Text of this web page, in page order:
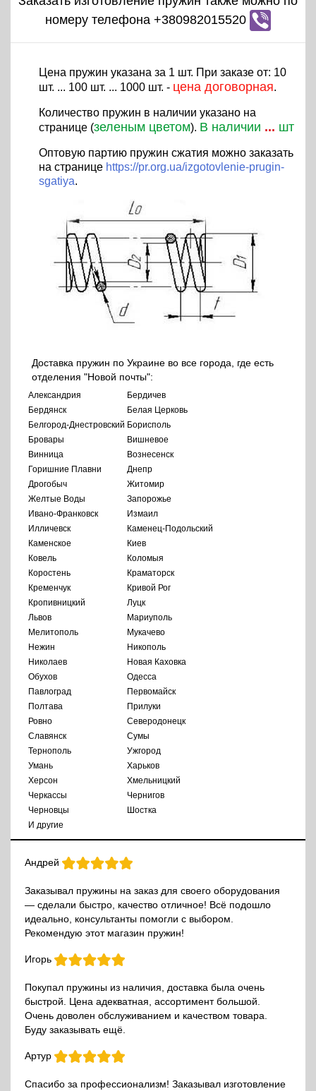
номеру телефона +380982015520
Цена пружин указана за 1 шт. При заказе от: 10
шт. ... 100 шт. ... 1000 шт. - цена договорная.
Количество пружин в наличии указано на
странице (зеленым цветом). В наличии ... шт
Оптовую партию пружин сжатия можно заказать
на странице https://pr.org.ua/izgotovlenie-prugin-
sgatiya.
Доставка пружин по Украине во все города, где есть
отделения "Новой почты":
Александрия
Бердичев
Бердянск
Белая Церковь
Белгород-Днестровский Борисполь
Бровары
Вишневое
Винница
Вознесенск
Горишние Плавни
Днепр
Дрогобыч
Житомир
Желтые Воды
Запорожье
Ивано-Франковск
Измаил
Илличевск
Каменец-Подольский
Каменское
Киев
Ковель
Коломыя
Коростень
Краматорск
Кременчук
Кривой Рог
Кропивницкий
Луцк
Львов
Мариуполь
Мелитополь
Мукачево
Нежин
Никополь
Николаев
Новая Каховка
Обухов
Одесса
Павлоград
Первомайск
Полтава
Прилуки
Ровно
Северодонецк
Славянск
Сумы
Тернополь
Ужгород
Умань
Харьков
Херсон
Хмельницкий
Черкассы
Чернигов
Черновцы
Шостка
И другие
Андрей
Заказывал пружины на заказ для своего оборудования
— сделали быстро, качество отличное! Всё подошло
идеально, консультанты помогли с выбором.
Рекомендую этот магазин пружин!
Игорь
Покупал пружины из наличия, доставка была очень
быстрой. Цена адекватная, ассортимент большой.
Очень доволен обслуживанием и качеством товара.
Буду заказывать ещё.
Артур
Спасибо за профессионализм! Заказывал изготовление